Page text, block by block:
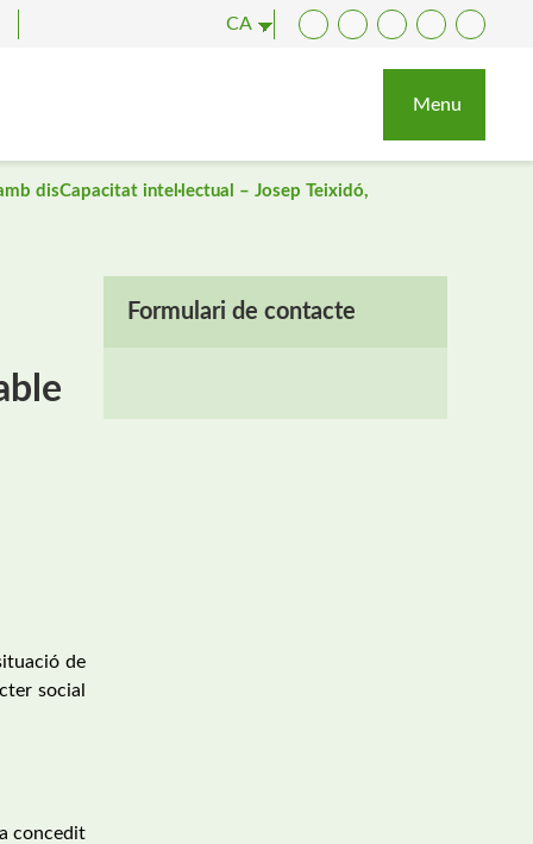
CA
Facebook
TwitterYouTubeInstagram
Menu
disCapacitat intel·lectual – Josep Teixidó,
de
social
concedit
Formulari de contacte